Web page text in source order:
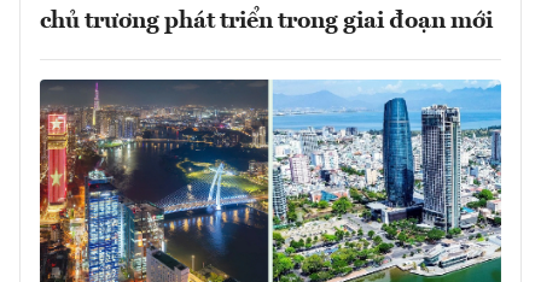
chủ trương phát triển trong giai đoạn mới